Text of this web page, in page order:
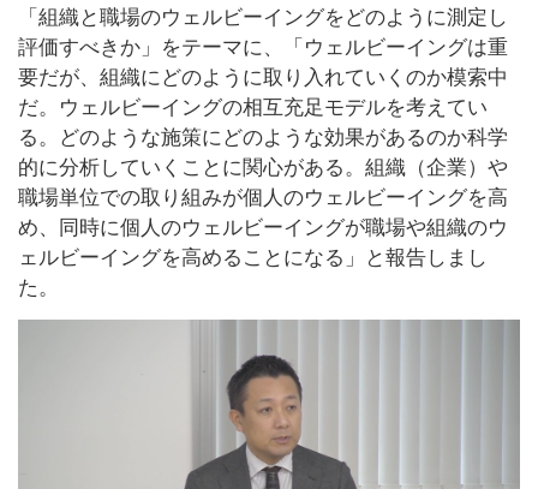
「組織と職場のウェルビーイングをどのように測定し
評価すべきか」をテーマに、「ウェルビーイングは重
要だが、組織にどのように取り入れていくのか模索中
だ。ウェルビーイングの相互充足モデルを考えてい
る。どのような施策にどのような効果があるのか科学
的に分析していくことに関心がある。組織（企業）や
職場単位での取り組みが個人のウェルビーイングを高
め、同時に個人のウェルビーイングが職場や組織のウ
ェルビーイングを高めることになる」と報告しまし
た。